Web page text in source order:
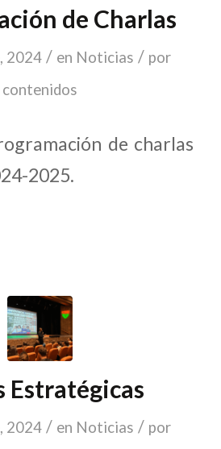
de Charlas
2024 / en Noticias / por
contenidos
de charlas
2025.
Estratégicas
2024 / en Noticias / por